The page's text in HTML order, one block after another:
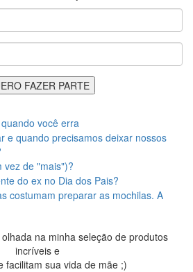
você erra
e quando precisamos deixar nossos
vez de "mais")?
do ex no Dia dos Pais?
costumam preparar as mochilas. A
na minha seleção de produtos
incríveis e
facilitam sua vida de mãe ;)